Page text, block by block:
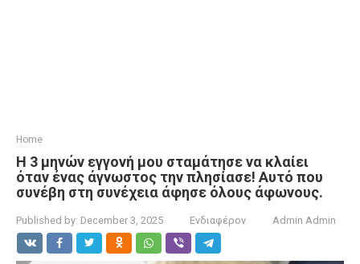
Home
Η 3 μηνών εγγονή μου σταμάτησε να κλαίει
όταν ένας άγνωστος την πλησίασε! Αυτό που
συνέβη στη συνέχεια άφησε όλους άφωνους.
Published by: December 3, 2025 Ενδιαφέρον Admin Admin